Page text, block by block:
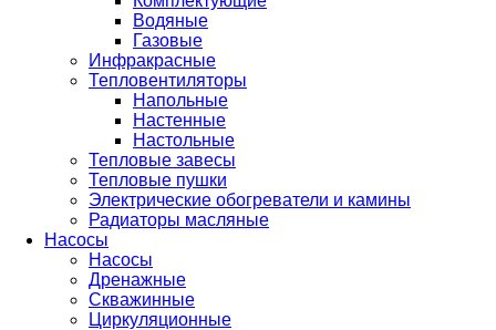
Водяные
Газовые
Инфракрасные
Тепловентиляторы
Напольные
Настенные
Настольные
Тепловые завесы
Тепловые пушки
Электрические обогреватели и камины
Радиаторы масляные
Насосы
Насосы
Дренажные
Скважинные
Циркуляционные